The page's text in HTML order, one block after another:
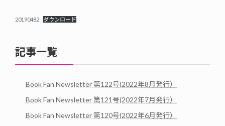
20190482 ダウンロード
記事一覧
Book Fan Newsletter 第122号(2022年8月発行）
Book Fan Newsletter 第121号(2022年7月発行）
Book Fan Newsletter 第120号(2022年6月発行）